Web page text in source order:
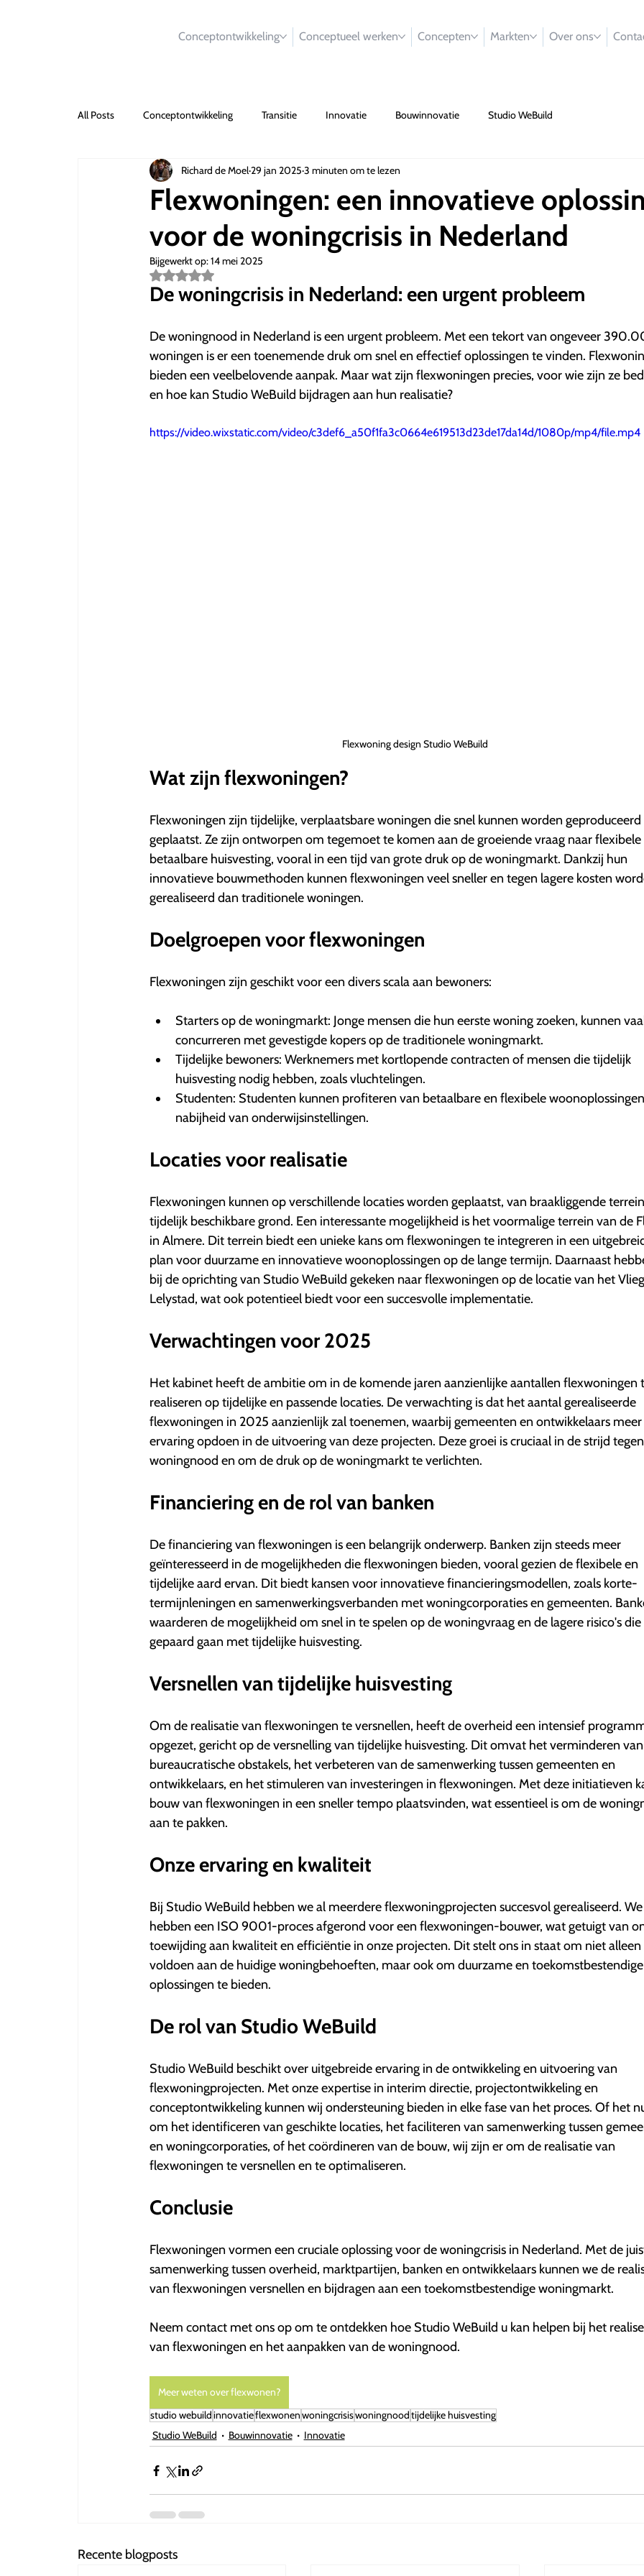
Conceptontwikkeling Conceptueel werken Concepten Markten Over ons
All Posts Conceptontwikkeling Transitie Innovatie Bouwinnovatie Studio WeBuild
Flexwoningen: een innovatieve
voor de woningcrisis in Nederland
Richard de Moel29 jan 20253 minuten om te lezen
Bijgewerkt op:14 mei 2025
Beoordeeld
met
NaN
sterren.
De woningcrisis in Nederland: een urgent probleem
De woningnood in Nederland is een urgent probleem. Met een tekort van ongeveer
woningen is er een toenemende druk om snel en effectief oplossingen te vinden.
bieden een veelbelovende aanpak. Maar wat zijn flexwoningen precies, voor wie zijn ze
en hoe kan Studio WeBuild bijdragen aan hun realisatie?
https://video.wixstatic.com/video/c3def6_a50f1fa3c0664e619513d23de17da14d/1080p/mp4/file.mp4
Flexwoning design Studio WeBuild
Wat zijn flexwoningen?
Flexwoningen zijn tijdelijke, verplaatsbare woningen die snel kunnen worden geproduceerd
geplaatst. Ze zijn ontworpen om tegemoet te komen aan de groeiende vraag naar flexibele
betaalbare huisvesting, vooral in een tijd van grote druk op de woningmarkt. Dankzij hun
innovatieve bouwmethoden kunnen flexwoningen veel sneller en tegen lagere kosten
gerealiseerd dan traditionele woningen.
Doelgroepen voor flexwoningen
Flexwoningen zijn geschikt voor een divers scala aan bewoners:
Starters op de woningmarkt: Jonge mensen die hun eerste woning zoeken, kunnen
concurreren met gevestigde kopers op de traditionele woningmarkt.
Tijdelijke bewoners: Werknemers met kortlopende contracten of mensen die tijdelijk
huisvesting nodig hebben, zoals vluchtelingen.
Studenten: Studenten kunnen profiteren van betaalbare en flexibele
nabijheid van onderwijsinstellingen.
Locaties voor realisatie
Flexwoningen kunnen op verschillende locaties worden geplaatst, van braakliggende
tijdelijk beschikbare grond. Een interessante mogelijkheid is het voormalige terrein van de
in Almere. Dit terrein biedt een unieke kans om flexwoningen te integreren in een
plan voor duurzame en innovatieve woonoplossingen op de lange termijn. Daarnaast
bij de oprichting van Studio WeBuild gekeken naar flexwoningen op de locatie van het
Lelystad, wat ook potentieel biedt voor een succesvolle implementatie.
Verwachtingen voor 2025
Het kabinet heeft de ambitie om in de komende jaren aanzienlijke aantallen flexwoningen
realiseren op tijdelijke en passende locaties. De verwachting is dat het aantal gerealiseerde
flexwoningen in 2025 aanzienlijk zal toenemen, waarbij gemeenten en ontwikkelaars meer
ervaring opdoen in de uitvoering van deze projecten. Deze groei is cruciaal in de strijd
woningnood en om de druk op de woningmarkt te verlichten.
Financiering en de rol van banken
De financiering van flexwoningen is een belangrijk onderwerp. Banken zijn steeds meer
geïnteresseerd in de mogelijkheden die flexwoningen bieden, vooral gezien de flexibele en
tijdelijke aard ervan. Dit biedt kansen voor innovatieve financieringsmodellen, zoals korte-
termijnleningen en samenwerkingsverbanden met woningcorporaties en gemeenten.
waarderen de mogelijkheid om snel in te spelen op de woningvraag en de lagere risico's die
gepaard gaan met tijdelijke huisvesting.
Versnellen van tijdelijke huisvesting
Om de realisatie van flexwoningen te versnellen, heeft de overheid een intensief
opgezet, gericht op de versnelling van tijdelijke huisvesting. Dit omvat het verminderen van
bureaucratische obstakels, het verbeteren van de samenwerking tussen gemeenten en
ontwikkelaars, en het stimuleren van investeringen in flexwoningen. Met deze initiatieven
bouw van flexwoningen in een sneller tempo plaatsvinden, wat essentieel is om de
aan te pakken.
Onze ervaring en kwaliteit
Bij Studio WeBuild hebben we al meerdere flexwoningprojecten succesvol gerealiseerd. We
hebben een ISO 9001-proces afgerond voor een flexwoningen-bouwer, wat getuigt van
toewijding aan kwaliteit en efficiëntie in onze projecten. Dit stelt ons in staat om niet alleen
voldoen aan de huidige woningbehoeften, maar ook om duurzame en toekomstbestendige
oplossingen te bieden.
De rol van Studio WeBuild
Studio WeBuild beschikt over uitgebreide ervaring in de ontwikkeling en uitvoering van
flexwoningprojecten. Met onze expertise in interim directie, projectontwikkeling en
conceptontwikkeling kunnen wij ondersteuning bieden in elke fase van het proces. Of het
om het identificeren van geschikte locaties, het faciliteren van samenwerking tussen
en woningcorporaties, of het coördineren van de bouw, wij zijn er om de realisatie van
flexwoningen te versnellen en te optimaliseren.
Conclusie
Flexwoningen vormen een cruciale oplossing voor de woningcrisis in Nederland. Met de
samenwerking tussen overheid, marktpartijen, banken en ontwikkelaars kunnen we de
van flexwoningen versnellen en bijdragen aan een toekomstbestendige woningmarkt.
Neem contact met ons op om te ontdekken hoe Studio WeBuild u kan helpen bij het
van flexwoningen en het aanpakken van de woningnood.
Meer weten over flexwonen?
studio webuildinnovatieflexwonenwoningcrisiswoningnoodtijdelijke huisvesting
Studio WeBuild
Bouwinnovatie Innovatie
Recente blogposts